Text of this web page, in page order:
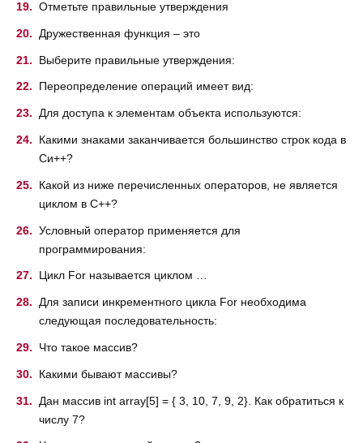
Отметьте правильные утверждения
Дружественная функция – это
Выберите правильные утверждения:
Переопределение операций имеет вид:
Для доступа к элементам объекта используются:
Какими знаками заканчивается большинство строк кода в
Си++?
Какой из ниже перечисленных операторов, не является
циклом в С++?
Условный оператор применяется для
программирования:
Цикл For называется циклом …
Для записи инкрементного цикла For необходима
следующая последовательность:
Что такое массив?
Какими бывают массивы?
Дан массив int array[5] = { 3, 10, 7, 9, 2}. Как обратиться к
числу 7?